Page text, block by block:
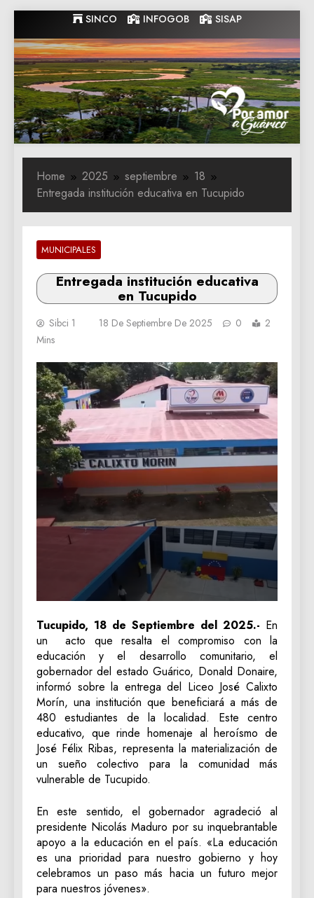
to
content
SINCO INFOGOB SISAP
Gobernacion
de Guarico
Gobernacion de Guarico
Home 2025 septiembre
18
Entregada institución educativa en Tucupido
MUNICIPALES
Entregada institución educativa
en Tucupido
Sibci 1 18 De Septiembre De 2025 0
2
Mins
Tucupido, 18 de Septiembre del 2025.- En
un acto que resalta el compromiso con la
educación y el desarrollo comunitario, el
gobernador del estado Guárico, Donald Donaire,
informó sobre la entrega del Liceo José Calixto
Morín, una institución que beneficiará a más de
480 estudiantes de la localidad. Este centro
educativo, que rinde homenaje al heroísmo de
José Félix Ribas, representa la materialización de
un sueño colectivo para la comunidad más
vulnerable de Tucupido.
En este sentido, el gobernador agradeció al
presidente Nicolás Maduro por su inquebrantable
apoyo a la educación en el país. «La educación
es una prioridad para nuestro gobierno y hoy
celebramos un paso más hacia un futuro mejor
para nuestros jóvenes».